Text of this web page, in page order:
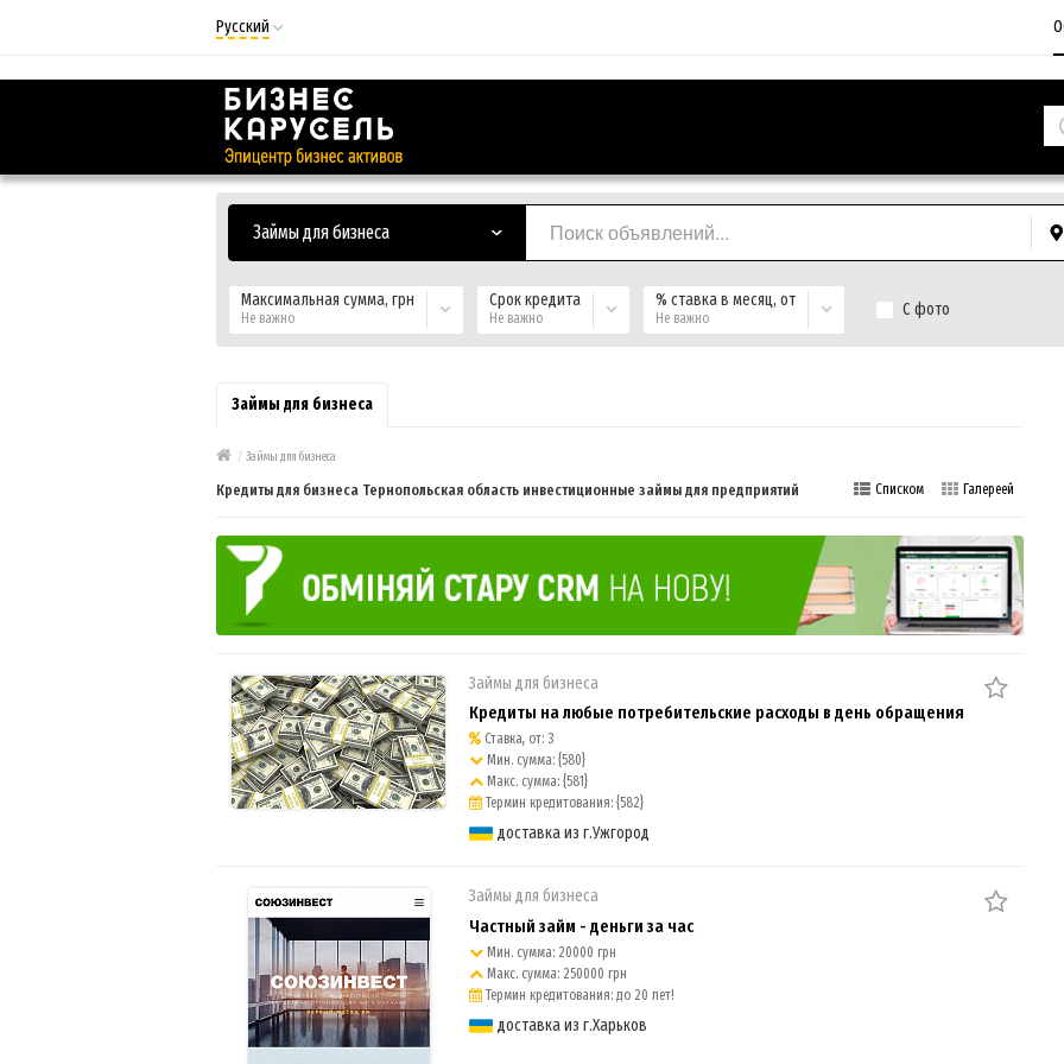
Русский
Русский
Українська
Займы для бизнеса
Максимальная сумма, грн
Не важно
Срок кредита
Не важно
% ставка в месяц, от
Не важно С фото
Займы для бизнеса
/ Займы для бизнеса
Кредиты для бизнеса Тернопольская область инвестиционные займы для предприятий Списком Галереей
Займы для бизнеса
Кредиты на любые потребительские расходы в день обращения
Ставка, от: 3
Мин. сумма: {580}
Макс. сумма: {581}
Термин кредитования: {582}
доставка из г.Ужгород
Займы для бизнеса
Частный займ - деньги за час
Мин. сумма: 20000 грн
Макс. сумма: 250000 грн
Термин кредитования: до 20 лет!
доставка из г.Харьков